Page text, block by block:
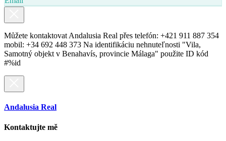
Můžete kontaktovat Andalusia Real přes telefón: +421 911 887 354
mobil: +34 692 448 373 Na identifikáciu nehnuteľnosti "Vila,
Samotný objekt v Benahavís, provincie Málaga" použite ID kód
#%id
Andalusia Real
Kontaktujte mě